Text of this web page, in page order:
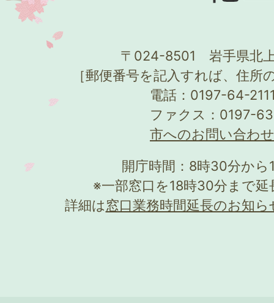
〒024-8501 岩手県北
［郵便番号を記入すれば、住所
電話：0197-64-
ファクス：0197-
市へのお問い合わ
開庁時間：8時30分か
※一部窓口を18時30分まで
詳細は窓口業務時間延長のお知ら